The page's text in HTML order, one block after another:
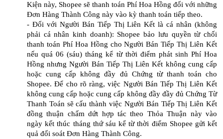
Kiện này, Shopee sẽ thanh toán Phí Hoa Hồng đối với những
Đơn Hàng Thành Công này vào kỳ thanh toán tiếp theo.
- Đối với Người Bán Tiếp Thị Liên Kết là cá nhân (không
phải cá nhân kinh doanh): Shopee bảo lưu quyền từ chối
thanh toán Phí Hoa Hồng cho Người Bán Tiếp Thị Liên Kết
nếu quá 06 (sáu) tháng kể từ thời điểm phát sinh Phí Hoa
Hồng nhưng Người Bán Tiếp Thị Liên Kết không cung cấp
hoặc cung cấp không đầy đủ Chứng từ thanh toán cho
Shopee. Để cho rõ ràng, việc Người Bán Tiếp Thị Liên Kết
không cung cấp hoặc cung cấp không đầy đầy đủ Chứng Từ
Thanh Toán sẽ cấu thành việc Người Bán Tiếp Thị Liên Kết
đồng thuận chấm dứt hợp tác theo Thỏa Thuận này vào
ngày kết thúc tháng thứ sáu kể từ thời điểm Shopee gửi kết
quả đối soát Đơn Hàng Thành Công.